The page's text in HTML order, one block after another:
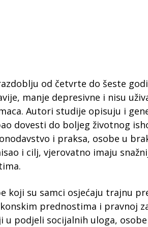
od četvrte do šeste
manje depresivne i nisu
Autori studije opisuju i
dovesti do boljeg životnog
i praksa, osobe u
i cilj, vjerovatno imaju
koji su samci osjećaju trajnu
prednostima i pravnoj
podjeli socijalnih uloga,